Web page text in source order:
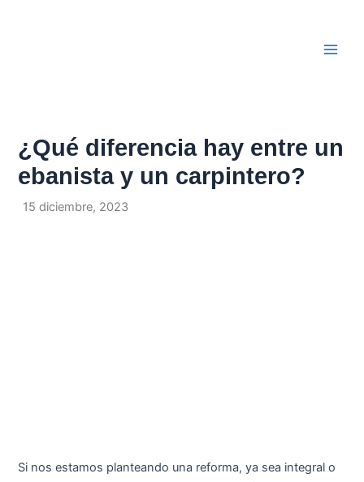
¿Qué diferencia hay entre un
ebanista y un carpintero?
15 diciembre, 2023
Si nos estamos planteando una reforma, ya sea integral o